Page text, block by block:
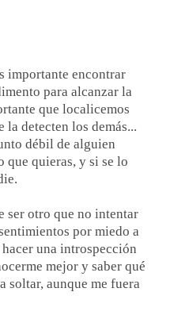
importante encontrar
para alcanzar la
que localicemos
la detecten los demás...
débil de alguien
que quieras, y si se lo
ser otro que no intentar
por miedo a
una introspección
mejor y saber qué
soltar, aunque me fuera